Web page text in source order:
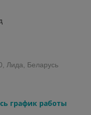
Лида, Беларусь
график работы